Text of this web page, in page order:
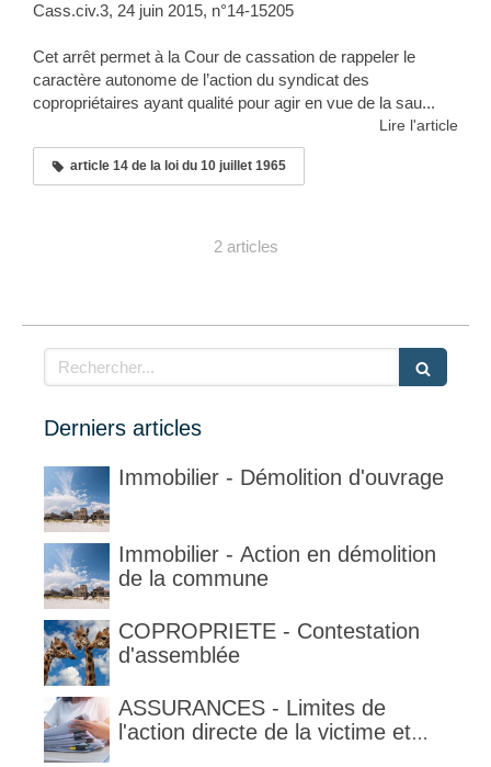
Cass.civ.3, 24 juin 2015, n°14-15205
Cet arrêt permet à la Cour de cassation de rappeler le
caractère autonome de l’action du syndicat des
copropriétaires ayant qualité pour agir en vue de la sau...
Lire l'article
article 14 de la loi du 10 juillet 1965
2 articles
Rechercher
Derniers articles
Immobilier - Démolition d'ouvrage
Immobilier - Action en démolition
de la commune
COPROPRIETE - Contestation
d'assemblée
ASSURANCES - Limites de
l'action directe de la victime et